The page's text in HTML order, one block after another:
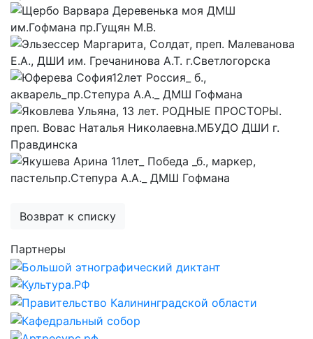
Возврат к списку
Партнеры